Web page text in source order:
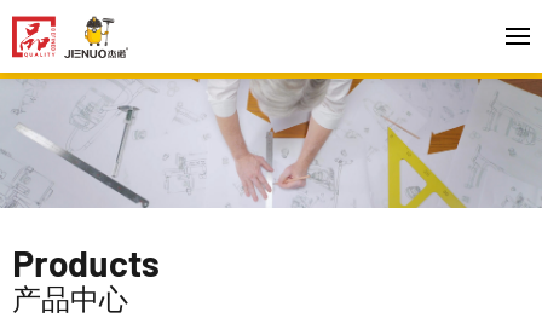
Products
产品中心